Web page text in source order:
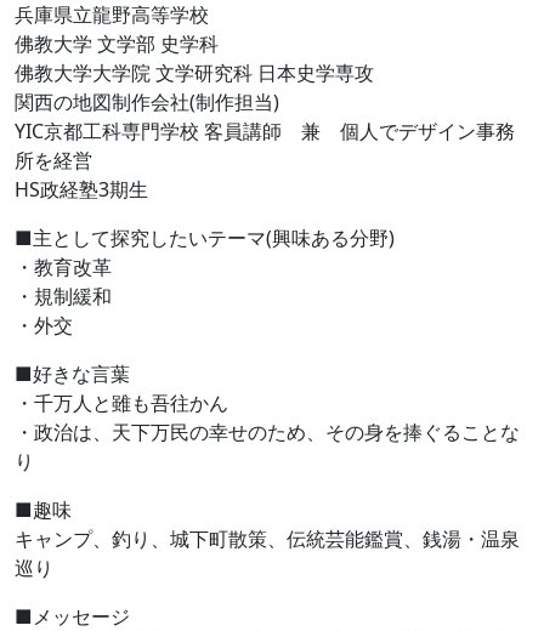
兵庫県立龍野高等学校
佛教大学 文学部 史学科
佛教大学大学院 文学研究科 日本史学専攻
関西の地図制作会社(制作担当)
YIC京都工科専門学校 客員講師 兼 個人でデザイン事務
所を経営
HS政経塾3期生
■主として探究したいテーマ(興味ある分野)
・教育改革
・規制緩和
・外交
■好きな言葉
・千万人と雖も吾往かん
・政治は、天下万民の幸せのため、その身を捧ぐることな
り
■趣味
キャンプ、釣り、城下町散策、伝統芸能鑑賞、銭湯・温泉
巡り
■メッセージ